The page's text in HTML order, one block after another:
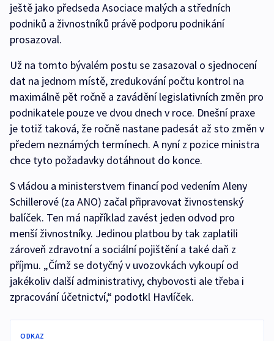
ještě jako předseda Asociace malých a středních
podniků a živnostníků právě podporu podnikání
prosazoval.
Už na tomto bývalém postu se zasazoval o sjednocení
dat na jednom místě, zredukování počtu kontrol na
maximálně pět ročně a zavádění legislativních změn pro
podnikatele pouze ve dvou dnech v roce. Dnešní praxe
je totiž taková, že ročně nastane padesát až sto změn v
předem neznámých termínech. A nyní z pozice ministra
chce tyto požadavky dotáhnout do konce.
S vládou a ministerstvem financí pod vedením Aleny
Schillerové (za ANO) začal připravovat živnostenský
balíček. Ten má například zavést jeden odvod pro
menší živnostníky. Jedinou platbou by tak zaplatili
zároveň zdravotní a sociální pojištění a také daň z
příjmu. „Čímž se dotyčný v uvozovkách vykoupí od
jakékoliv další administrativy, chybovosti ale třeba i
zpracování účetnictví,“ podotkl Havlíček.
ODKAZ